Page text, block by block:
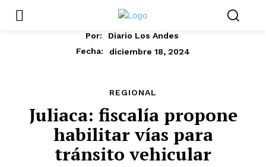
Por:
Diario Los Andes
Fecha:
diciembre 18, 2024
REGIONAL
Juliaca: fiscalía propone
habilitar vías para
tránsito vehicular